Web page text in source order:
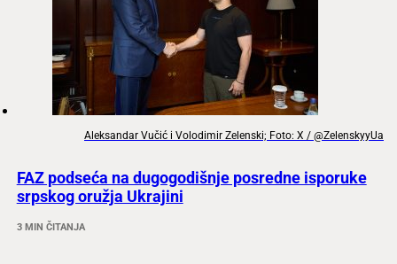
Aleksandar Vučić i Volodimir Zelenski; Foto: X / @ZelenskyyUa
FAZ podseća na dugogodišnje posredne isporuke
srpskog oružja Ukrajini
3 MIN ČITANJA